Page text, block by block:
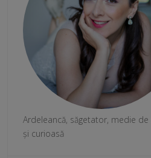
Ardeleancă, săgetator, medie
și curioasă